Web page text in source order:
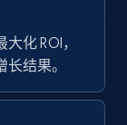
化 ROI，
结果。